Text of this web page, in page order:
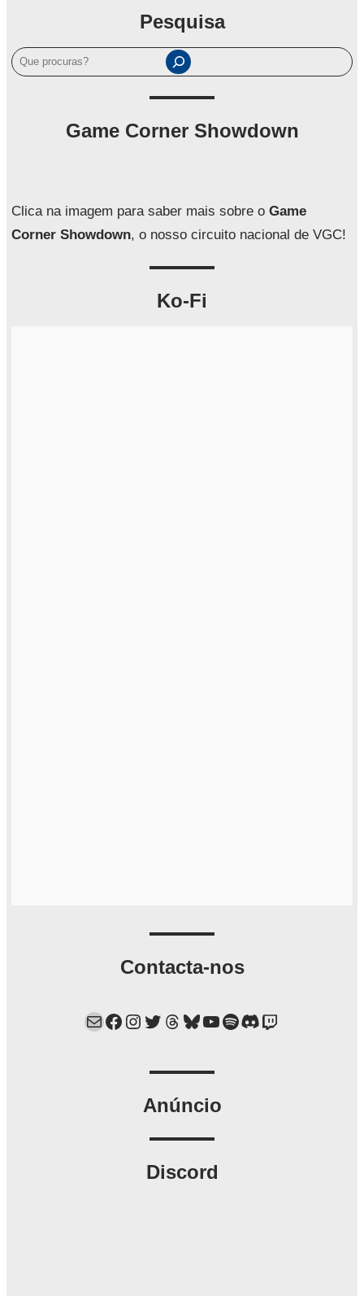
Pesquisa
P
e
a
Game Corner Showdown
Clica na imagem para saber mais sobre o Game
Corner Showdown, o nosso circuito nacional de VGC!
Ko-Fi
Contacta-nos
Mail Facebook Instagram Twitter Threads Bluesky YouTube Spotify Discord Twitch
Anúncio
Discord